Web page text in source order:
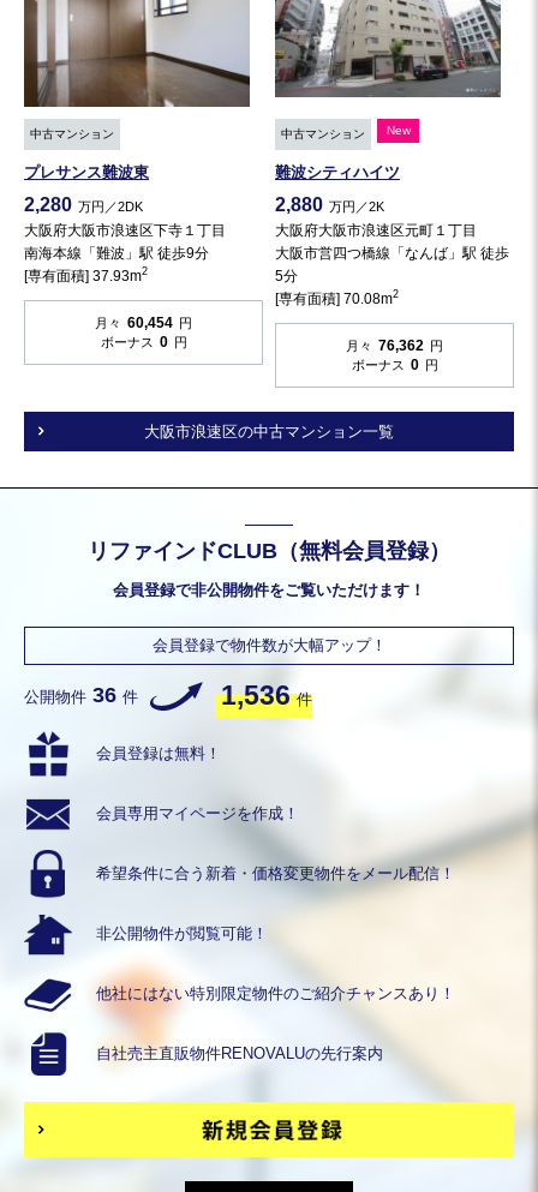
中古マンション
プレサンス難波東
2,280 万円／2DK
大阪府大阪市浪速区下寺１丁目
南海本線「難波」駅 徒歩9分
[専有面積] 37.93m2
月々 60,454 円
ボーナス 0 円
中古マンション New
難波シティハイツ
2,880 万円／2K
大阪府大阪市浪速区元町１丁目
大阪市営四つ橋線「なんば」駅 徒歩
5分
[専有面積] 70.08m2
月々 76,362 円
ボーナス 0 円
大阪市浪速区の中古マンション一覧
リファインドCLUB（無料会員登録）
会員登録で非公開物件をご覧いただけます！
会員登録で物件数が大幅アップ！
公開物件 36 件 1,536 件
会員登録は無料！
会員専用マイページを作成！
希望条件に合う 新着・価格変更物件をメール配信！
非公開物件が閲覧可能！
他社にはない特別限定物件の ご紹介チャンスあり！
自社売主直販物件RENOVALUの先行案内